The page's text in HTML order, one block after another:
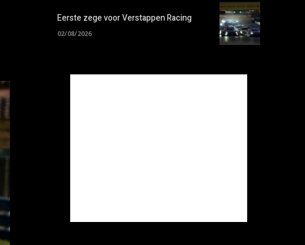
Eerste zege voor Verstappen Racing
02/08/2026